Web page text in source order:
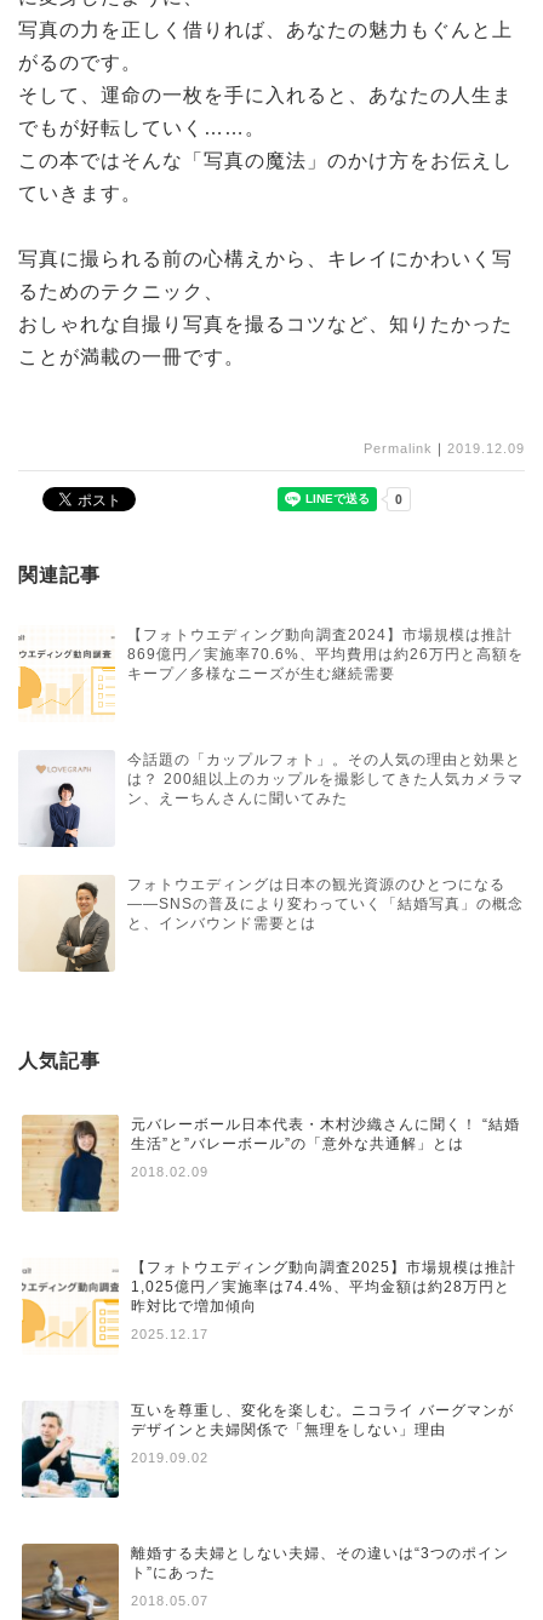
写真の力を正しく借りれば、あなたの魅力もぐんと上
がるのです。
そして、運命の一枚を手に入れると、あなたの人生ま
でもが好転していく……。
この本ではそんな「写真の魔法」のかけ方をお伝えし
ていきます。
写真に撮られる前の心構えから、キレイにかわいく写
るためのテクニック、
おしゃれな自撮り写真を撮るコツなど、知りたかった
ことが満載の一冊です。
Permalink ｜ 2019.12.09
関連記事
【フォトウエディング動向調査2024】市場規模は推計
869億円／実施率70.6%、平均費用は約26万円と高額を
キープ／多様なニーズが生む継続需要
今話題の「カップルフォト」。その人気の理由と効果と
は？ 200組以上のカップルを撮影してきた人気カメラマ
ン、えーちんさんに聞いてみた
フォトウエディングは日本の観光資源のひとつになる
――SNSの普及により変わっていく「結婚写真」の概念
と、インバウンド需要とは
人気記事
元バレーボール日本代表・木村沙織さんに聞く！ “結婚
生活”と”バレーボール”の「意外な共通解」とは
2018.02.09
【フォトウエディング動向調査2025】市場規模は推計
1,025億円／実施率は74.4%、平均金額は約28万円と
昨対比で増加傾向
2025.12.17
互いを尊重し、変化を楽しむ。ニコライ バーグマンが
デザインと夫婦関係で「無理をしない」理由
2019.09.02
離婚する夫婦としない夫婦、その違いは“3つのポイン
ト”にあった
2018.05.07